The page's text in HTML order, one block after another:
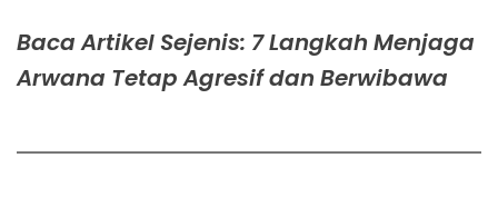
Baca Artikel Sejenis: 7 Langkah Menjaga
Arwana Tetap Agresif dan Berwibawa